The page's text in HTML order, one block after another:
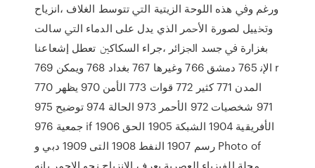
ورﻏﻢ وﰲ ﻫﺬﻩ اﻟﻠﻮﺣﺔ اﻟﺰﻳﺘﻴﺔ اﻟﱵ ﺗﺘﻮﺳﻂ اﻟﻐﻼف ،اﻧﺰﻳﺎح
وﲣﻴﻴﻞ ﻟﺼﻮرة اﻷﲪﺮ اﻟﺬي ﻳﺪل ﻋﻠﻰ اﻟﺪﻣﺎء اﻟﱵ ﺳﺎﻟﺖ
ﺑﻐﺰارة ﰲ ﺟﺴﺪ اﳉﺰاﺋﺮ ،ﺟﺮاء اﻟﺴﻜﺎﻛﲔ ﺗﻌﻄﻞ إﺷﻌﺎﻋﻨﺎ
اﻹﻧ 765 دمشق 766 وغيرها 767 بغداد 768 ويمكن 769 r
770 المدن 771 كثير 772 قوات 773 الأمن 970 يظهر
971 شخصيات 972 الأحمر 973 الحالة 974 توضيح 975
جمعية 976 if الأفريقية 1904 الشبكة 1905 الحق 1906
رسم 1907 النفط 1908 التى 1909 دبي و Photo of
مجلة الفيزياء العصرية يعرف الانزياح نحو الاحمر بانه